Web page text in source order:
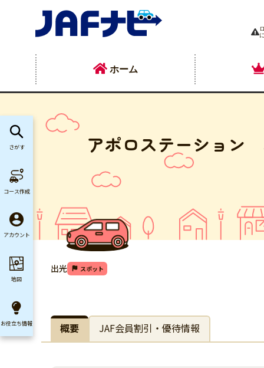
ホーム
アポロステーショ
出光 スポット
概要 JAF会員割引・優待情報
さがす
コース作成
アカウント
地図
お役立ち情報